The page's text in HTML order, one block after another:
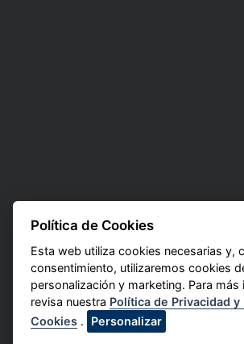
Política de Cookies
Esta web utiliza cookies necesarias y,
consentimiento, utilizaremos cookies
personalización y marketing. Para más
revisa nuestra Política de Privacidad y
Cookies . Personalizar